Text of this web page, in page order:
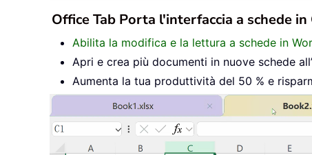
Office Tab Porta l'interfaccia a schede
Abilita la modifica e la lettura a schede in
Apri e crea più documenti in nuove schede
Aumenta la tua produttività del 50 % e